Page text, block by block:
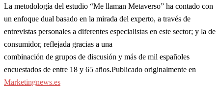
La metodología del estudio “Me llaman Metaverso” ha contado con
un enfoque dual basado en la mirada del experto, a través de
entrevistas personales a diferentes especialistas en este sector; y la de
consumidor, reflejada gracias a una
combinación de grupos de discusión y más de mil españoles
encuestados de entre 18 y 65 años.Publicado originalmente en
Marketingnews.es